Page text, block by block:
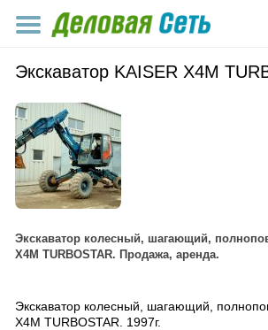
Экскаватор KAISER X4M
Экскаватор колесный, шагающий,
X4M TURBOSTAR. Продажа, аренда.
Экскаватор колесный, шагающий,
X4M TURBOSTAR. 1997г.